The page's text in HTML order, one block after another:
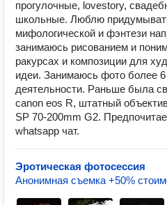
прогулочные, lovestory,
школьные. Люблю
мифологической и фэнтези
занимаюсь рисованием и
ракурсах и композиции для
идеи. Занимаюсь фото более 6
деятельности. Раньше была
canon eos R, штатный
SP 70-200mm G2.
whatsapp чат.
Эротическая фотосессия
Анонимная съемка +50%